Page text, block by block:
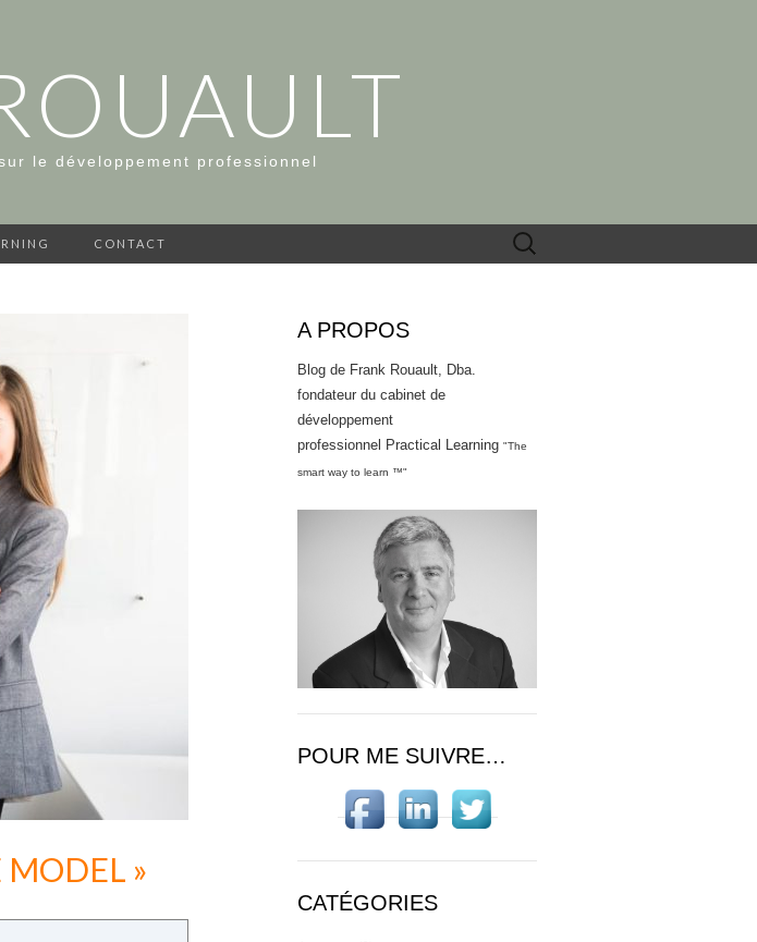
le développement professionnel
CONTACT Rechercher :
MODEL »
A PROPOS
Blog de Frank Rouault, Dba.
fondateur du cabinet de
développement
professionnel Practical Learning "The
smart way to learn ™"
POUR ME SUIVRE…
CATÉGORIES